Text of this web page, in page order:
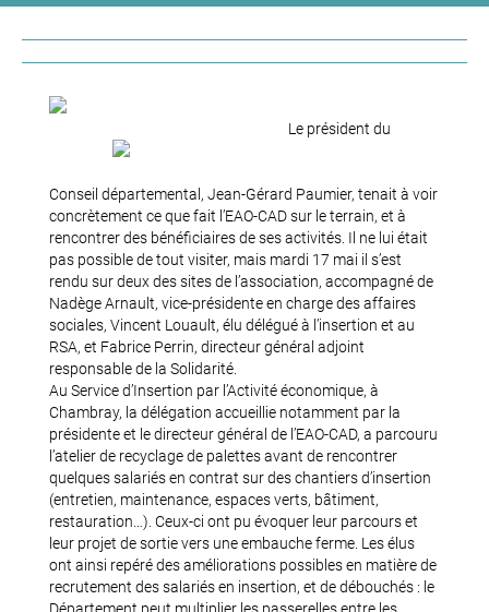
Le président du
Conseil départemental, Jean-Gérard Paumier, tenait à voir
concrètement ce que fait l’EAO-CAD sur le terrain, et à
rencontrer des bénéficiaires de ses activités. Il ne lui était
pas possible de tout visiter, mais mardi 17 mai il s’est
rendu sur deux des sites de l’association, accompagné de
Nadège Arnault, vice-présidente en charge des affaires
sociales, Vincent Louault, élu délégué à l’insertion et au
RSA, et Fabrice Perrin, directeur général adjoint
responsable de la Solidarité.
Au Service d’Insertion par l’Activité économique, à
Chambray, la délégation accueillie notamment par la
présidente et le directeur général de l’EAO-CAD, a parcouru
l’atelier de recyclage de palettes avant de rencontrer
quelques salariés en contrat sur des chantiers d’insertion
(entretien, maintenance, espaces verts, bâtiment,
restauration…). Ceux-ci ont pu évoquer leur parcours et
leur projet de sortie vers une embauche ferme. Les élus
ont ainsi repéré des améliorations possibles en matière de
recrutement des salariés en insertion, et de débouchés : le